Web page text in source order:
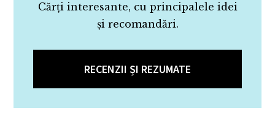
Cărți interesante, cu principalele idei
și recomandări.
RECENZII ȘI REZUMATE